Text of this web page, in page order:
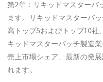
第2章：リキッドマスターバ
ます。リキッドマスターバ
高トップ5およびトップ10社
キッドマスターバッチ製造
売上市場シェア、最新の発
れます。